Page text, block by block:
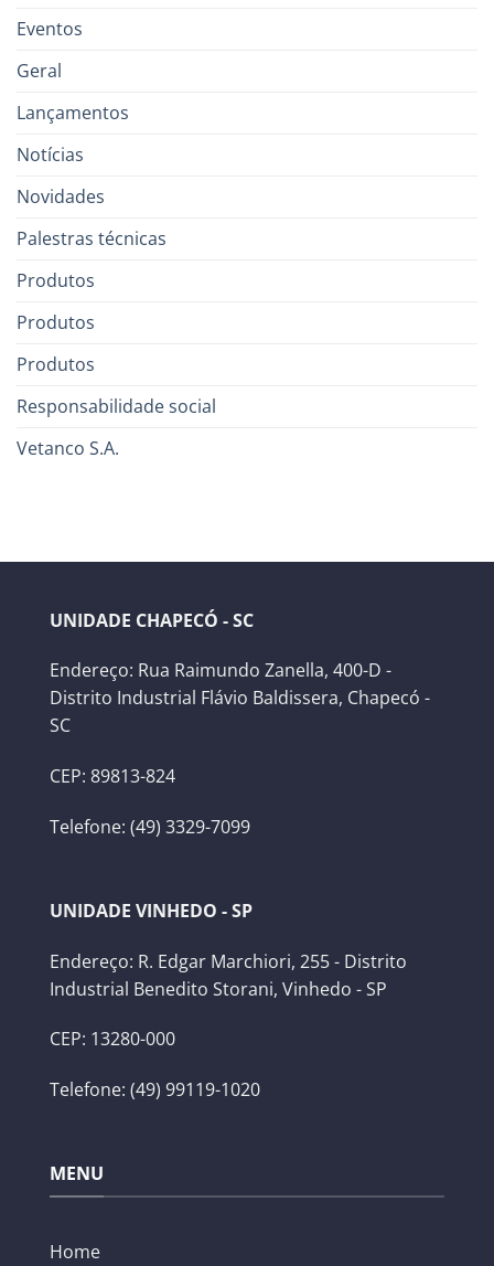
Eventos
Geral
Lançamentos
Notícias
Novidades
Palestras técnicas
Produtos
Produtos
Produtos
Responsabilidade social
Vetanco S.A.
UNIDADE CHAPECÓ - SC
Endereço: Rua Raimundo Zanella, 400-D -
Distrito Industrial Flávio Baldissera, Chapecó -
SC
CEP: 89813-824
Telefone: (49) 3329-7099
UNIDADE VINHEDO - SP
Endereço: R. Edgar Marchiori, 255 - Distrito
Industrial Benedito Storani, Vinhedo - SP
CEP: 13280-000
Telefone: (49) 99119-1020
MENU
Home